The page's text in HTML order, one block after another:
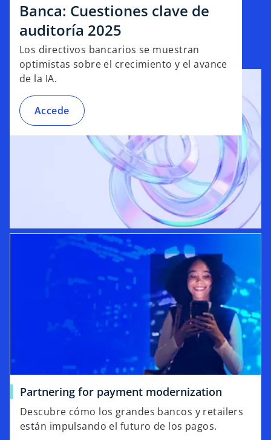
Banca: Cuestiones clave de
auditoría 2025
Los directivos bancarios se muestran
optimistas sobre el crecimiento y el avance
de la IA.
Accede
Partnering for payment modernization
Descubre cómo los grandes bancos y retailers
están impulsando el futuro de los pagos.